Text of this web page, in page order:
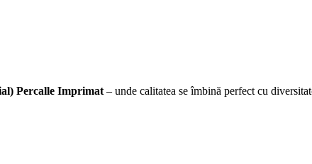
Percalle Imprimat – unde calitatea se îmbină perfect cu